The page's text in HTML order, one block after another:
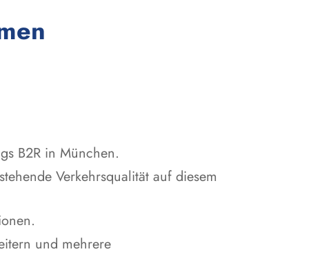
B2R in München.
Verkehrsqualität auf diesem
und mehrere